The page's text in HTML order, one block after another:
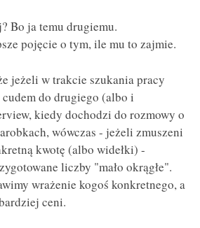
Bo ja temu drugiemu.
pojęcie o tym, ile mu to zajmie.
jeżeli w trakcie szukania pracy
do drugiego (albo i
kiedy dochodzi do rozmowy o
wówczas - jeżeli zmuszeni
kwotę (albo widełki) -
liczby "mało okrągłe".
wrażenie kogoś konkretnego, a
ceni.